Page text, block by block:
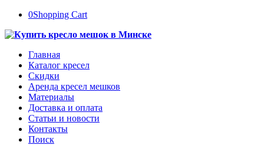
0Shopping Cart
Главная
Каталог кресел
Скидки
Аренда кресел мешков
Материалы
Доставка и оплата
Статьи и новости
Контакты
Поиск